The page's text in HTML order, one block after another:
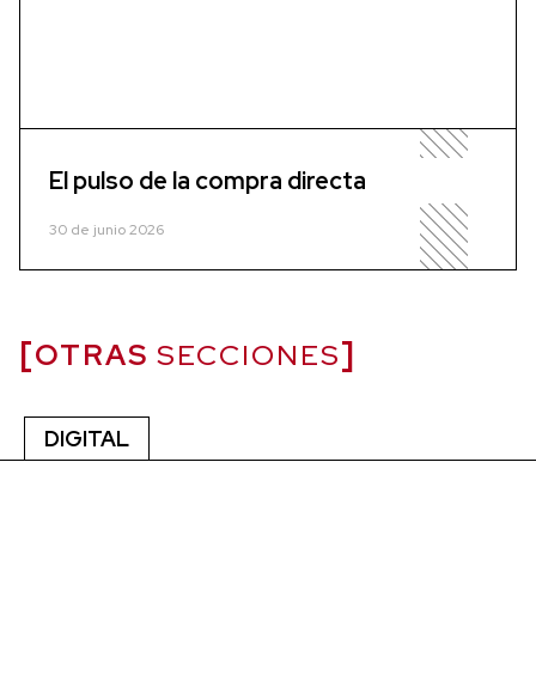
El pulso de la compra directa
30 de junio 2026
OTRAS SECCIONES
DIGITAL